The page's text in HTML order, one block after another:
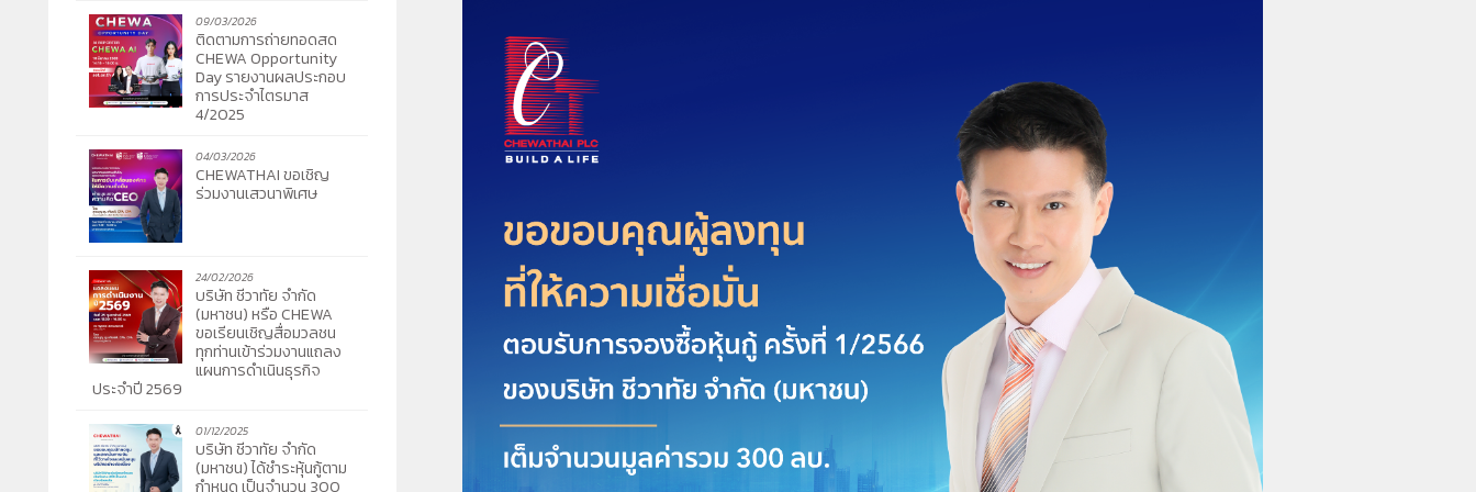
09/03/2026
ติดตามการถ่ายทอดสด
CHEWA Opportunity
Day รายงานผลประกอบ
การประจำไตรมาส
4/2025
04/03/2026
CHEWATHAI ขอเชิญ
ร่วมงานเสวนาพิเศษ
24/02/2026
บริษัท ชีวาทัย จำกัด
(มหาชน) หรือ CHEWA
ขอเรียนเชิญสื่อมวลชน
ทุกท่านเข้าร่วมงานแถลง
แผนการดำเนินธุรกิจ
ประจำปี 2569
01/12/2025
บริษัท ชีวาทัย จำกัด
(มหาชน) ได้ชำระหุ้นกู้ตาม
กำหนด เป็นจำนวน 300